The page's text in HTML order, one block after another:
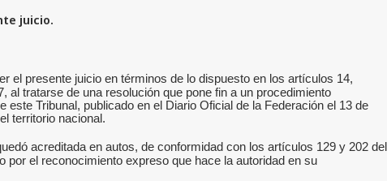
juicio.
el presente juicio en términos de lo dispuesto en los artículos 14,
tratarse de una resolución que pone fin a un procedimiento
Tribunal, publicado en el Diario Oficial de la Federación el 13 de
territorio nacional.
acreditada en autos, de conformidad con los artículos 129 y 202 del
el reconocimiento expreso que hace la autoridad en su